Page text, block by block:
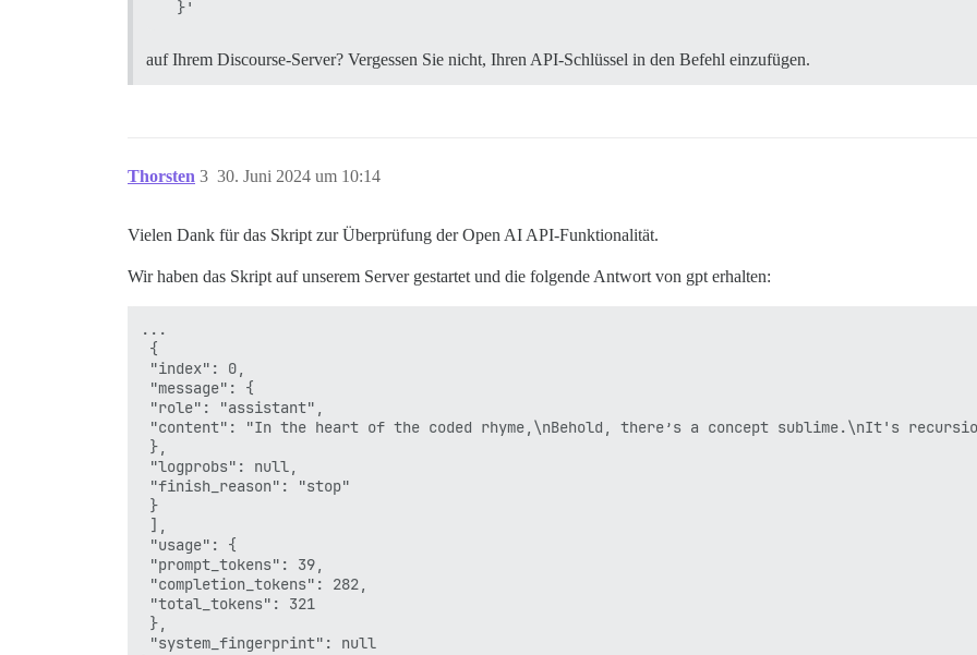
auf Ihrem Discourse-Server? Vergessen Sie nicht, Ihren API-Schlüssel in den Befehl einzufügen.
Thorsten 30. Juni 2024 um 10:14
3
Vielen Dank für das Skript zur Überprüfung der Open AI API-Funktionalität.
Wir haben das Skript auf unserem Server gestartet und die folgende Antwort von gpt erhalten:
...
{
"index": 0,
"message": {
"role": "assistant",
"content": "In the heart of the coded rhyme,\nBehold, there’s a concept sublime.\nIt's
},
"logprobs": null,
"finish_reason": "stop"
}
],
"usage": {
"prompt_tokens": 39,
"completion_tokens": 282,
"total_tokens": 321
},
"system_fingerprint": null